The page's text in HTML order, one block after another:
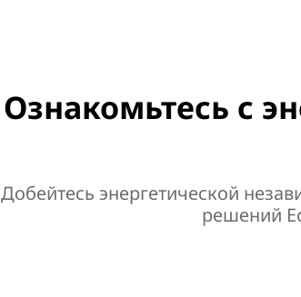
Ознакомьтесь с
Добейтесь энергетической
решений